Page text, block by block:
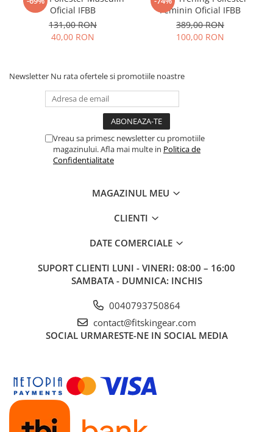
Oficial IFBB
131,00 RON
40,00 RON
Feminin Oficial IFBB
389,00 RON
100,00 RON
Newsletter Nu rata ofertele si promotiile noastre
Vreau sa primesc newsletter cu promotiile
magazinului. Afla mai multe in Politica de
Confidentialitate
MAGAZINUL MEU
CLIENTI
DATE COMERCIALE
SUPORT CLIENTI LUNI - VINERI: 08:00 – 16:00
SAMBATA - DUMNICA: INCHIS
0040793750864
contact@fitskingear.com
SOCIAL URMARESTE-NE IN SOCIAL MEDIA